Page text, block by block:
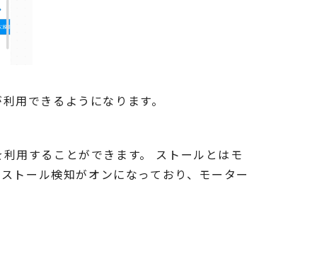
用できるようになります。
用することができます。 ストールとはモ
トール検知がオンになっており、モーター